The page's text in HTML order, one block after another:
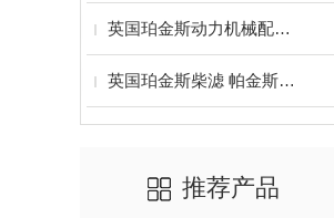
英国珀金斯动力机械配件风扇皮带 活塞 车垫 气门
英国珀金斯柴滤 帕金斯柴油滤清器
推荐产品